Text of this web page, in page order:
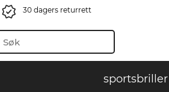
30 dagers returrett
sportsbriller